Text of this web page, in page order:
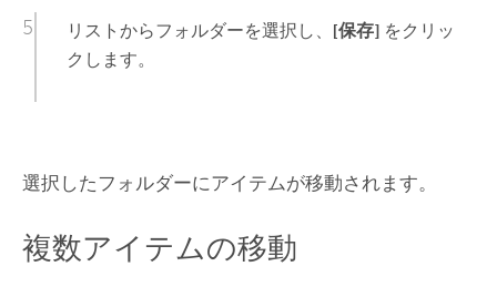
リストからフォルダーを選択し、 [保存]をクリッ
クします。
選択したフォルダーにアイテムが移動されます。
複数アイテムの移動